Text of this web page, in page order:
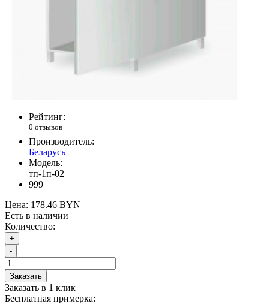
Рейтинг:
0 отзывов
Производитель:
Беларусь
Модель:
тп-1п-02
999
Цена: 178.46 BYN
Есть в наличии
Количество:
+
-
Заказать
Заказать в 1 клик
Бесплатная примерка: